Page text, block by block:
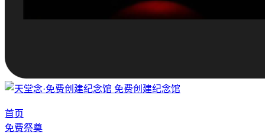
免费创建纪念馆
首页
免费祭奠